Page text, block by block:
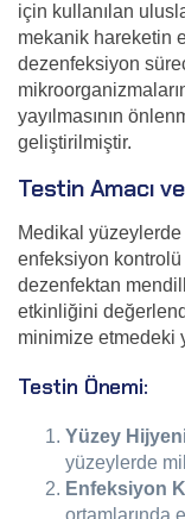
için kullanılan
mekanik hareketin
dezenfeksiyon
yayılmasının
geliştirilmiştir.
Testin Amacı
Medikal
enfeksiyon
dezenfektan
etkinliğini
minimize etmedeki
Testin Önemi:
Yüzey
yüzeylerde
Enfeksiyon
ortamlarında